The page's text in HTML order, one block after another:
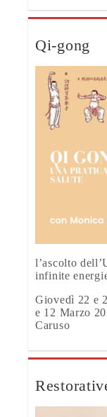
Qi-gong
l’ascolto
infinite
Giovedì 22 e
e 12 Marzo
Caruso